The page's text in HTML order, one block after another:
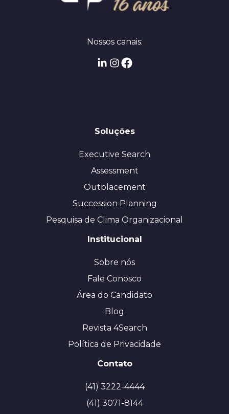
Nossos canais:
Soluções
Executive Search
Assessment
Outplacement
Succession Planning
Pesquisa de Clima Organizacional
Institucional
Sobre nós
Fale Conosco
Área do Candidato
Blog
Revista 4Search
Política de Privacidade
Contato
(41) 3222-4444
(41) 3071-8144